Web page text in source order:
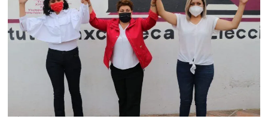
Feria
Tlaxcala
2025:
Tradición
Orgullo